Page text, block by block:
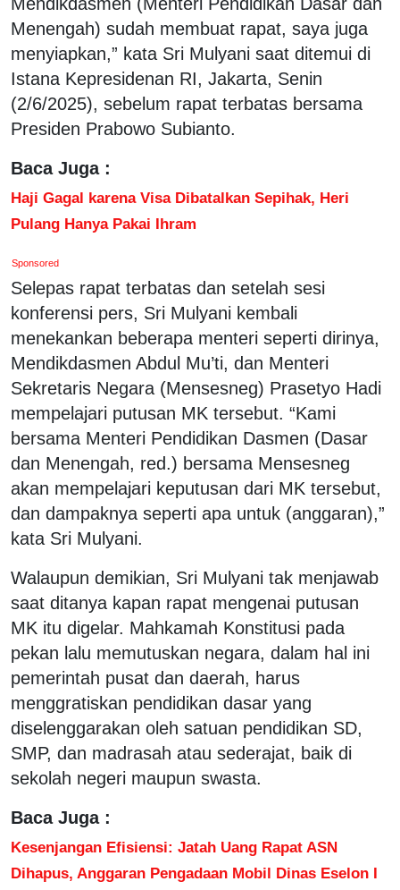
Menengah) sudah membuat rapat, saya juga
menyiapkan,” kata Sri Mulyani saat ditemui di
Istana Kepresidenan RI, Jakarta, Senin
(2/6/2025), sebelum rapat terbatas bersama
Presiden Prabowo Subianto.
Baca Juga :
Haji Gagal karena Visa Dibatalkan Sepihak, Heri
Pulang Hanya Pakai Ihram
Sponsored
Selepas rapat terbatas dan setelah sesi
konferensi pers, Sri Mulyani kembali
menekankan beberapa menteri seperti dirinya,
Mendikdasmen Abdul Mu’ti, dan Menteri
Sekretaris Negara (Mensesneg) Prasetyo Hadi
mempelajari putusan MK tersebut. “Kami
bersama Menteri Pendidikan Dasmen (Dasar
dan Menengah, red.) bersama Mensesneg
akan mempelajari keputusan dari MK tersebut,
dan dampaknya seperti apa untuk (anggaran),”
kata Sri Mulyani.
Walaupun demikian, Sri Mulyani tak menjawab
saat ditanya kapan rapat mengenai putusan
MK itu digelar. Mahkamah Konstitusi pada
pekan lalu memutuskan negara, dalam hal ini
pemerintah pusat dan daerah, harus
menggratiskan pendidikan dasar yang
diselenggarakan oleh satuan pendidikan SD,
SMP, dan madrasah atau sederajat, baik di
sekolah negeri maupun swasta.
Baca Juga :
Kesenjangan Efisiensi: Jatah Uang Rapat ASN
Dihapus, Anggaran Pengadaan Mobil Dinas Eselon I